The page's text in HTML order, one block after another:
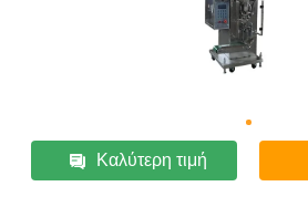
Καλύτερη τιμή